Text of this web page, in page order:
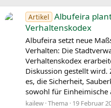
Artikel Albufeira
Verhaltenskodex
Albufeira setzt neue
Verhalten: Die
Verhaltenskodex
Diskussion gestellt wird.
es, die Sicherheit,
sowohl für Einheimische
kailew Thema 19 Februar